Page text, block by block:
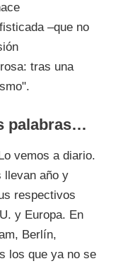
–que no
tras una
palabras…
vemos a diario.
llevan año y
respectivos
y Europa. En
Berlín,
los que ya no se